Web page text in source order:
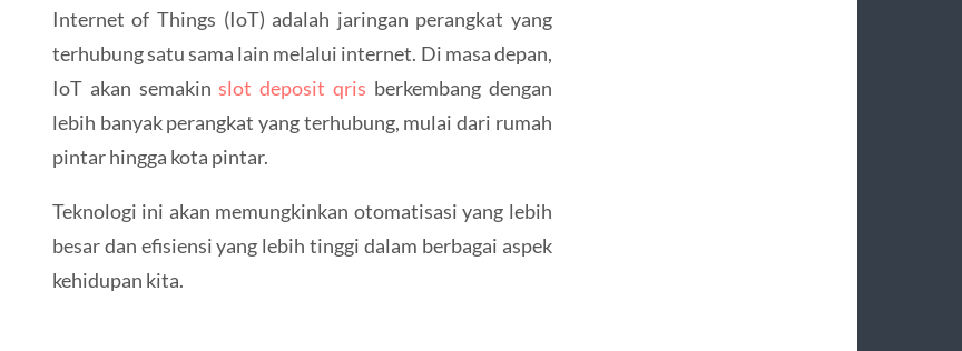
Internet of Things (IoT) adalah jaringan perangkat yang
terhubung satu sama lain melalui internet. Di masa depan,
IoT akan semakinslot deposit qris berkembang dengan
lebih banyak perangkat yang terhubung, mulai dari rumah
pintar hingga kota pintar.
Teknologi ini akan memungkinkan otomatisasi yang lebih
besar dan efisiensi yang lebih tinggi dalam berbagai aspek
kehidupan kita.